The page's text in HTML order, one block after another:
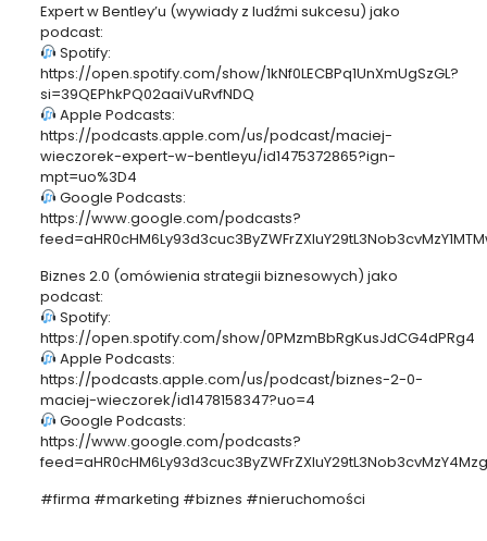
Expert w Bentley’u (wywiady z ludźmi sukcesu) jako
podcast:
Spotify:
https://open.spotify.com/show/1kNf0LECBPq1UnXmUgSzGL?
si=39QEPhkPQ02aaiVuRvfNDQ
Apple Podcasts:
https://podcasts.apple.com/us/podcast/maciej-
wieczorek-expert-w-bentleyu/id1475372865?ign-
mpt=uo%3D4
Google Podcasts:
https://www.google.com/podcasts?
Biznes 2.0 (omówienia strategii biznesowych) jako
podcast:
Spotify:
https://open.spotify.com/show/0PMzmBbRgKusJdCG4dPRg4
Apple Podcasts:
https://podcasts.apple.com/us/podcast/biznes-2-0-
maciej-wieczorek/id1478158347?uo=4
Google Podcasts:
https://www.google.com/podcasts?
#firma #marketing #biznes #nieruchomości